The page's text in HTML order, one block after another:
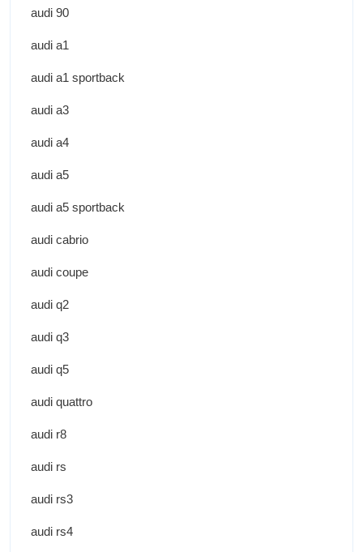
audi 90
audi a1
audi a1 sportback
audi a3
audi a4
audi a5
audi a5 sportback
audi cabrio
audi coupe
audi q2
audi q3
audi q5
audi quattro
audi r8
audi rs
audi rs3
audi rs4